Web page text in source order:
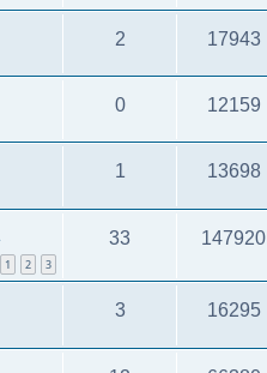
2 17943
0 12159
1 13698
1 2 3
33 147920
3 16295